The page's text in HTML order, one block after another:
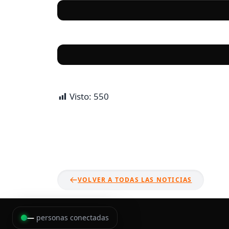
Visto: 550
VOLVER A TODAS LAS NOTICIAS
— personas conectadas